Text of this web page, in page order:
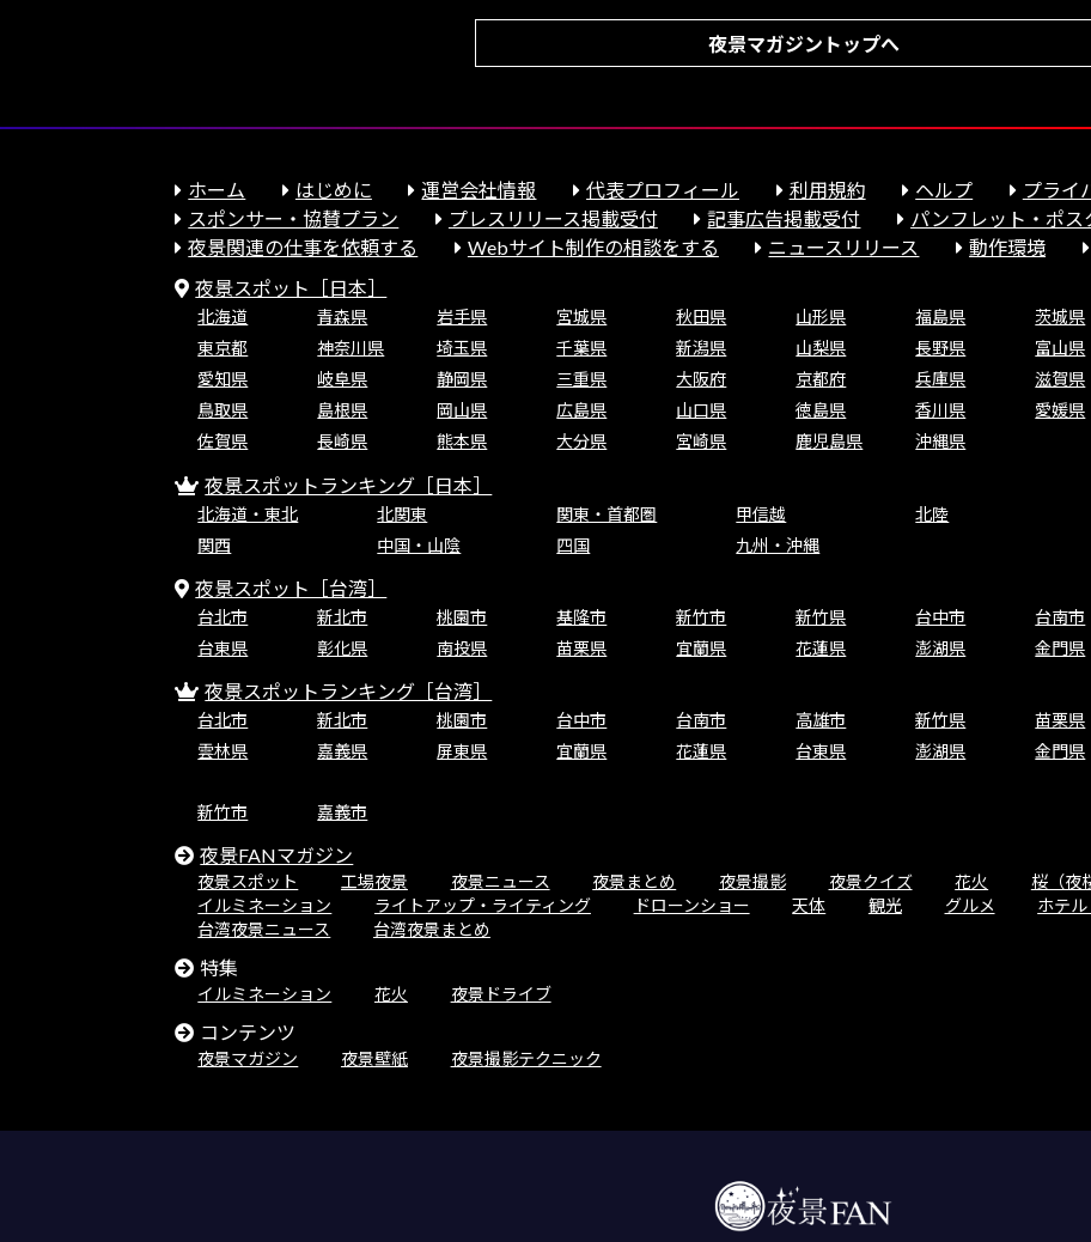
夜景マガジントップへ
ホーム はじめに 運営会社情報 代表プロフィール 利用規約 ヘルプ
プライ
スポンサー・協賛プラン
プレスリリース掲載受付 記事広告掲載受付 パンフレット・ポス
夜景関連の仕事を依頼する
Webサイト制作の相談をする ニュースリリース 動作環境
夜景スポット［日本］
北海道 青森県 岩手県 宮城県 秋田県 山形県 福島県 茨城県
東京都
神奈川県 埼玉県 千葉県 新潟県 山梨県 長野県 富山県
愛知県
岐阜県 静岡県 三重県 大阪府 京都府 兵庫県 滋賀県
鳥取県
島根県 岡山県 広島県 山口県 徳島県 香川県 愛媛県
佐賀県
長崎県 熊本県 大分県 宮崎県 鹿児島県 沖縄県
夜景スポットランキング［日本］
北海道・東北 北関東 関東・首都圏 甲信越 北陸
関西
中国・山陰 四国 九州・沖縄
夜景スポット［台湾］
台北市 新北市 桃園市 基隆市 新竹市 新竹県 台中市 台南市
台東県
彰化県 南投県 苗栗県 宜蘭県 花蓮県 澎湖県 金門県
夜景スポットランキング［台湾］
台北市 新北市 桃園市 台中市 台南市 高雄市 新竹県 苗栗県
雲林県
嘉義県 屏東県 宜蘭県 花蓮県 台東県 澎湖県 金門県
新竹市 嘉義市
夜景FANマガジン
夜景スポット 工場夜景 夜景ニュース 夜景まとめ 夜景撮影 夜景クイズ 花火
桜（夜
イルミネーション
ライトアップ・ライティング ドローンショー 天体 観光 グルメ ホテ
台湾夜景ニュース
台湾夜景まとめ
特集
イルミネーション 花火 夜景ドライブ
コンテンツ
夜景マガジン 夜景壁紙 夜景撮影テクニック